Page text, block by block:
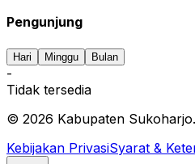
Pengunjung
Hari Minggu Bulan
-
Tidak tersedia
© 2026 Kabupaten
Kebijakan PrivasiSyarat &